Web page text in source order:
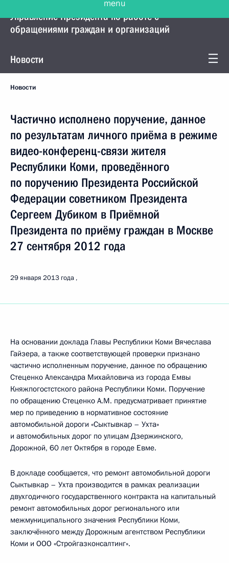
Управление Президента по работе с
обращениями граждан и организаций
Новости
Новости
Частично исполнено поручение, данное
по результатам личного приёма в режиме
видео-конференц-связи жителя
Республики Коми, проведённого
по поручению Президента Российской
Федерации советником Президента
Сергеем Дубиком в Приёмной
Президента по приёму граждан в Москве
27 сентября 2012 года
29 января 2013 года
На основании доклада Главы Республики Коми Вячеслава
Гайзера, а также соответствующей проверки признано
частично исполненным поручение, данное по обращению
Стеценко Александра Михайловича из города Емвы
Княжпогостстского района Республики Коми. Поручение
по обращению Стеценко А.М. предусматривает принятие
мер по приведению в нормативное состояние
автомобильной дороги «Сыктывкар – Ухта»
и автомобильных дорог по улицам Дзержинского,
Дорожной, 60 лет Октября в городе Евме.
В докладе сообщается, что ремонт автомобильной дороги
Сыктывкар – Ухта производится в рамках реализации
двухгодичного государственного контракта на капитальный
ремонт автомобильных дорог регионального или
межмуниципального значения Республики Коми,
заключённого между Дорожным агентством Республики
Коми и ООО «Стройгазконсалтинг».